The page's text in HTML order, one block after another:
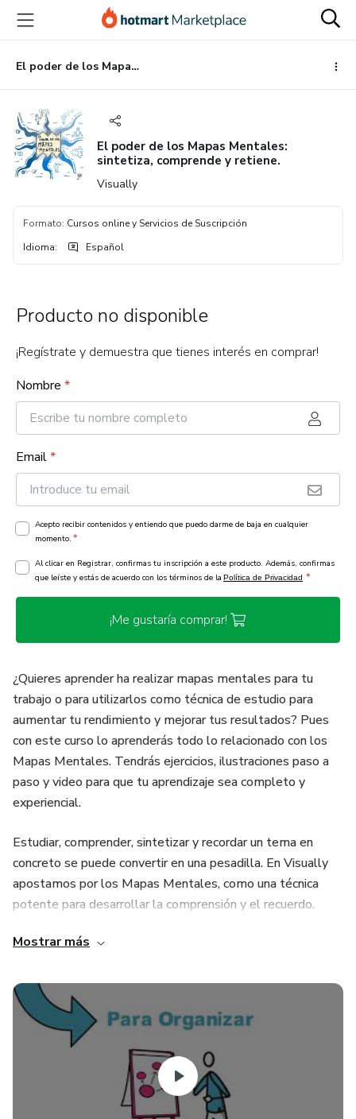
principal
página
de
página
El poder de los Mapas Mentales: sintetiza, comprende y retiene.
El poder de los Mapas Mentales:
sintetiza, comprende y retiene.
Visually
Formato: Cursos online y Servicios de Suscripción
Idioma: Español
Producto no disponible
¡Regístrate y demuestra que tienes interés en comprar!
Nombre *
Email*
Acepto recibir contenidos y entiendo que puedo darme de baja en cualquier
momento. *
Al clicar en Registrar, confirmas tu inscripción a este producto. Además, confirmas
que leíste y estás de acuerdo con los términos de la Política de Privacidad *
¡Me gustaría comprar!
¿Quieres aprender ha realizar mapas mentales para tu
trabajo o para utilizarlos como técnica de estudio para
aumentar tu rendimiento y mejorar tus resultados? Pues
con este curso lo aprenderás todo lo relacionado con los
Mapas Mentales. Tendrás ejercicios, ilustraciones paso a
paso y video para que tu aprendizaje sea completo y
experiencial.
Estudiar, comprender, sintetizar y recordar un tema en
concreto se puede convertir en una pesadilla. En Visually
apostamos por los Mapas Mentales, como una técnica
potente para desarrollar la comprensión y el recuerdo.
Y recuerda que nuestro cerebro procesa 60000 veces
Mostrar más